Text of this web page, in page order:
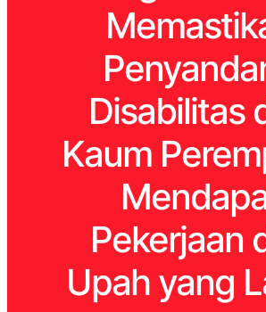
Disabilitas
Kaum
Pekerjaan
Upah yang